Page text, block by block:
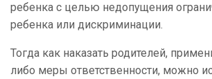
ребенка с целью недопущения
ребенка или дискриминации.
Тогда как наказать родителей,
либо меры ответственности, можно